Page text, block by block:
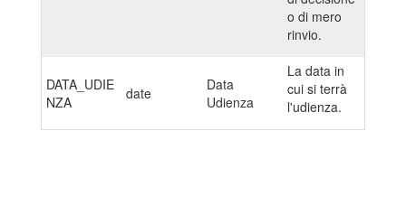
o di mero
rinvio.
DATA_UDIE
NZA
date
Data
Udienza
La data in
cui si terrà
l'udienza.